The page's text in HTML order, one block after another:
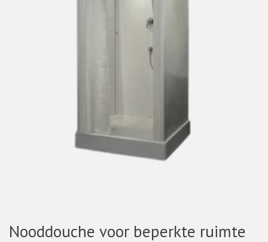
Nooddouche voor beperkte ruimte